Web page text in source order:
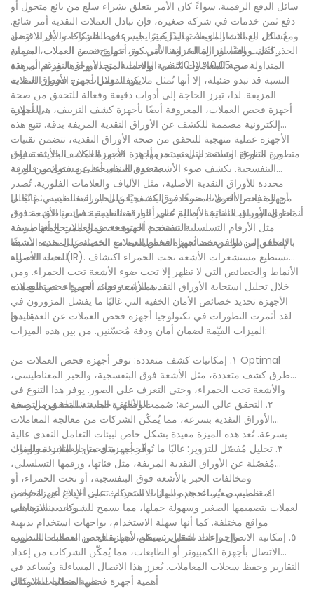
وسائل الدفع الرقمية. سواءً كان الأمر يتعلق بشراء سلع من بائع متجول أو
دفع ثمن خدمات في شركة صغيرة، فإن تبادل العملات النقدية أمر شائع.
ومع ذلك، مع انتشار العملات المزيفة، يجب على الشركات والأفراد توخي
الحذر لتجنب الخسائر المالية. وهنا يأتي دور أجهزة فحص العملات، لضمان
صحة المعاملات النقدية والحماية من الأوراق النقدية المزيفة.
تُشكل العملات المزيفة تهديدًا كبيرًا، ليس فقط للشركات، بل للاقتصاد
ككل. ووفقًا لوزارة الخزانة الأمريكية، تتراوح نسبة العملات المزيفة
المتداولة بين 0.05% و0.1% في الولايات المتحدة وحدها. ورغم أن هذه
النسبة قد تبدو ضئيلة، إلا أنها تُمثل ملايين الدولارات من الأوراق النقدية
المزيفة. لذا، تبرز الحاجة إلى أدوات دقيقة وفعالة للتحقق من صحة
العملات.
كيف تعمل أجهزة فحص العملات
أجهزة فحص العملات، المعروفة أيضًا بأجهزة كشف التزييف، هي أجهزة
إلكترونية مصممة للكشف عن الأوراق النقدية المزيفة بدقة. تتبع هذه
الأجهزة عملية منهجية للتحقق من صحة الأوراق النقدية، تتضمن تقنيات
متطورة متنوعة. وتستخدم العديد من أجهزة فحص العملات الحديثة تقنيات
متعددة لضمان أعلى مستوى من الدقة.
من الطرق الشائعة التي تستخدمها هذه الأجهزة الكشف بالأشعة فوق
البنفسجية. يكشف ضوء الأشعة فوق البنفسجية عن خصائص فلورية
محددة للأوراق النقدية الأصلية، مثل الألياف والعلامات الفلورية. تُصدر
أجهزة فحص العملات ضوءًا فوق بنفسجيًا على الورقة النقدية، ثم تُحلل
أنماط الفلورسنت الناتجة. إذا لم تُظهر الورقة النقدية خصائص الأشعة فوق
البنفسجية المتوقعة، فمن المرجح أنها مزيفة.
من التقنيات الأخرى المستخدمة الكشف عن الحبر المغناطيسي. غالبًا ما
تحتوي الأوراق النقدية الأصلية على أحبار مغناطيسية في مناطق محددة،
مثل الأرقام التسلسلية. تستخدم أجهزة فحص العملات المغناطيسية
للتحقق من توافق خصائصها المغناطيسية مع الخصائص المحددة مسبقًا
للعملة الأصلية.
بالإضافة إلى ذلك، تعتمد أجهزة فحص العملات الحديثة على تقنية الأشعة
تحت الحمراء (IR). تستطيع مستشعرات الأشعة تحت الحمراء اكتشاف
الأنماط والخصائص التي لا تظهر إلا تحت ضوء الأشعة تحت الحمراء. ومن
خلال تحليل استجابة الأوراق النقدية للأشعة تحت الحمراء، تستطيع هذه
الأجهزة تحديد خصائص الأمان الخفية التي غالبًا ما يفشل المزورون في
تقليدها.
مميزات وفوائد أجهزة فحص العملات
لقد أثمرت التطورات في تكنولوجيا أجهزة فحص العملات عن العديد من
الميزات القيّمة لضمان أمان ودقة مُحسّنين. من بين هذه الميزات:
١. إمكانيات كشف متعددة: توفر أجهزة فحص العملات من Optimal
طرق كشف متعددة، مثل الأشعة فوق البنفسجية، والحبر المغناطيسي،
والأشعة تحت الحمراء، وحتى التعرف على الصور. يوفر هذا التنوع في
الوظائف حماية شاملة من التزييف.
٢. التحقق عالي السرعة: صُممت الأجهزة الحديثة للتحقق من صحة
الأوراق النقدية بسرعة، مما يُمكّن الشركات من معالجة المعاملات
بسرعة. تُعد هذه الميزة مفيدة بشكل خاص لبيئات التعامل النقدي عالية
الحجم، مثل متاجر التجزئة والبنوك.
٣. تحليل مُفصّل للتزوير: غالبًا ما تُوفّر أجهزة فحص العملات معلومات
مُفصّلة عن الأوراق النقدية المزيفة، مثل فئاتها، ورقمها التسلسلي،
ومخالفات الحبر بالأشعة فوق البنفسجية، أو تحت الحمراء، أو
المغناطيسي. تُساعد هذه البيانات الشركات على الإبلاغ عن الحوادث
وتحديد الاتجاهات.
٤. تصميم صغير الحجم وسهل الاستخدام: تتميز أحدث أجهزة فحص
العملات بتصميمها الصغير وسهولة حملها، مما يسمح للشركات بنشرها في
مواقع مختلفة. كما أنها سهلة الاستخدام، بواجهات استخدام بديهية
وإجراءات تشغيل بسيطة، مما يقلل من متطلبات التدريب.
٥. إمكانية الاتصال وإعداد التقارير: يمكن لأجهزة فحص العملات المتطورة
الاتصال بأجهزة الكمبيوتر أو الطابعات، مما يُمكّن الشركات من إعداد
التقارير وحفظ سجلات المعاملات. يُعزز هذا الاتصال المساءلة ويُساعد في
تلبية متطلبات الامتثال.
أهمية أجهزة فحص العملات للشركات